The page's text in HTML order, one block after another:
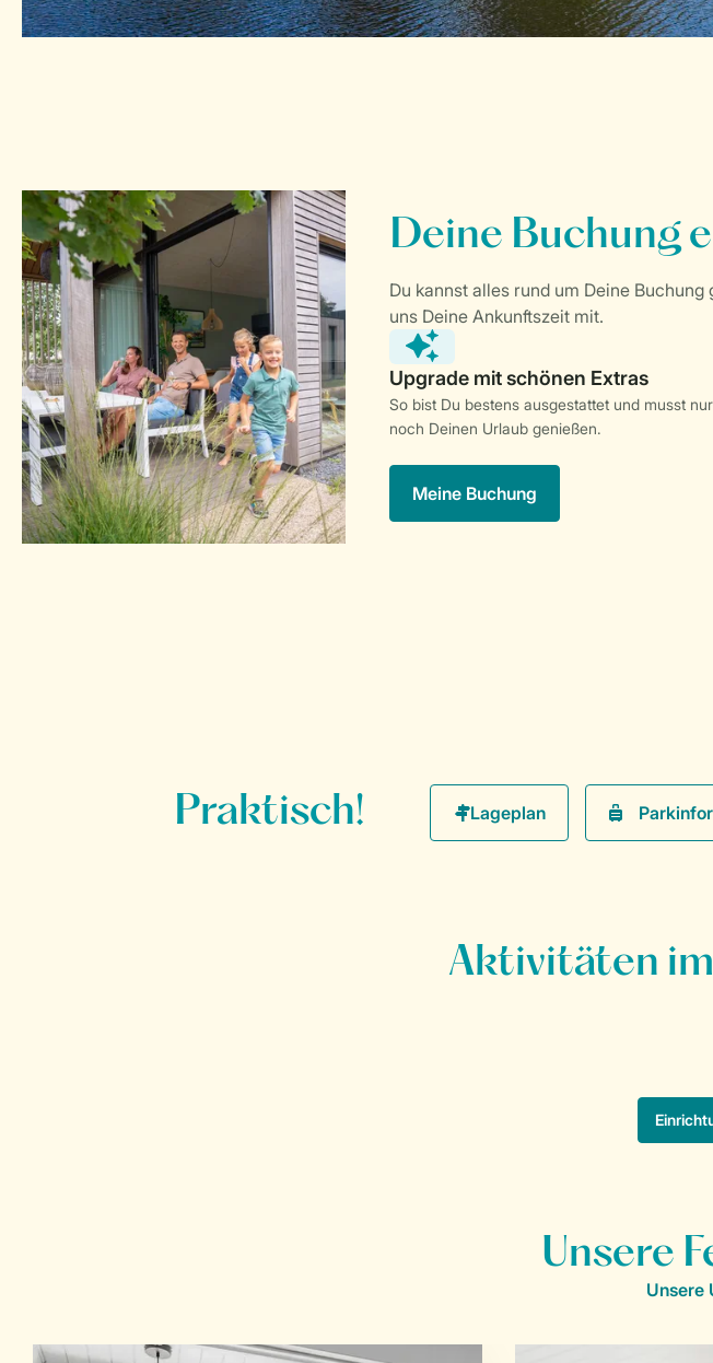
So bist Du bestens ausgestattet und musst nur
noch Deinen Urlaub genießen.
Meine Buchung
Praktisch!
Unsere
Unsere